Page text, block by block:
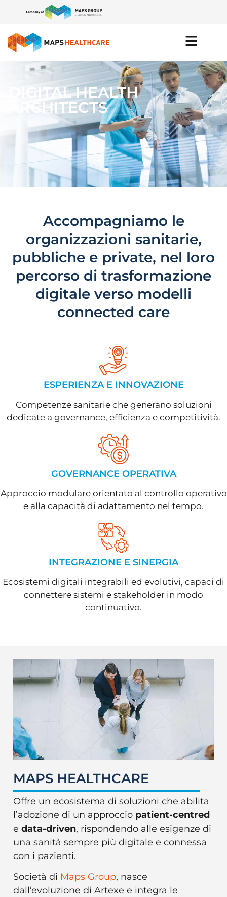
DIGITAL HEALTH
ARCHITECTS
Accompagniamo le
organizzazioni sanitarie,
pubbliche e private, nel loro
percorso di trasformazione
digitale verso modelli
connected care
ESPERIENZA E INNOVAZIONE
Competenze sanitarie che generano soluzioni
dedicate a governance, efficienza e competitività.
GOVERNANCE OPERATIVA
Approccio modulare orientato al controllo operativo
e alla capacità di adattamento nel tempo.
INTEGRAZIONE E SINERGIA
Ecosistemi digitali integrabili ed evolutivi, capaci di
connettere sistemi e stakeholder in modo
continuativo.
MAPS HEALTHCARE
Offre un ecosistema di soluzioni che abilita
l’adozione di un approccio patient-centred
e data-driven, rispondendo alle esigenze di
una sanità sempre più digitale e connessa
con i pazienti.
Società di Maps Group, nasce
dall’evoluzione di Artexe e integra le